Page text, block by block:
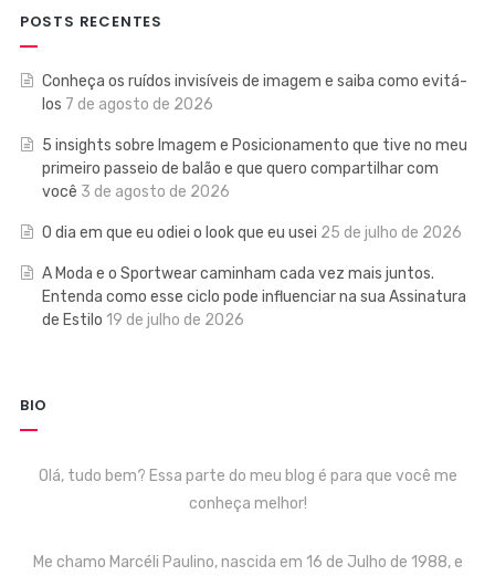
POSTS RECENTES
Conheça os ruídos invisíveis de imagem e saiba como evitá-
los 7 de agosto de 2026
5 insights sobre Imagem e Posicionamento que tive no meu
primeiro passeio de balão e que quero compartilhar com
você 3 de agosto de 2026
O dia em que eu odiei o look que eu usei 25 de julho de 2026
A Moda e o Sportwear caminham cada vez mais juntos.
Entenda como esse ciclo pode influenciar na sua Assinatura
de Estilo 19 de julho de 2026
BIO
Olá, tudo bem? Essa parte do meu blog é para que você me
conheça melhor!
Me chamo Marcéli Paulino, nascida em 16 de Julho de 1988, e